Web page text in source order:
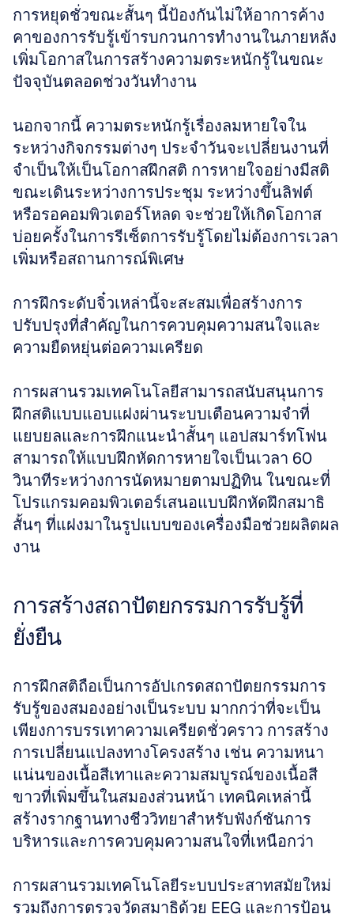
การหยุดชั่วขณะสั้นๆ นี้ป้องกันไม่ให้อาการค้าง
คาของการรับรู้เข้ารบกวนการทำงานในภายหลัง
เพิ่มโอกาสในการสร้างความตระหนักรู้ในขณะ
ปัจจุบันตลอดช่วงวันทำงาน
นอกจากนี้ ความตระหนักรู้เรื่องลมหายใจใน
ระหว่างกิจกรรมต่างๆ ประจำวันจะเปลี่ยนงานที่
จำเป็นให้เป็นโอกาสฝึกสติ การหายใจอย่างมีสติ
ขณะเดินระหว่างการประชุม ระหว่างขึ้นลิฟต์
หรือรอคอมพิวเตอร์โหลด จะช่วยให้เกิดโอกาส
บ่อยครั้งในการรีเซ็ตการรับรู้โดยไม่ต้องการเวลา
เพิ่มหรือสถานการณ์พิเศษ
การฝึกระดับจิ๋วเหล่านี้จะสะสมเพื่อสร้างการ
ปรับปรุงที่สำคัญในการควบคุมความสนใจและ
ความยืดหยุ่นต่อความเครียด
การผสานรวมเทคโนโลยีสามารถสนับสนุนการ
ฝึกสติแบบแอบแฝงผ่านระบบเตือนความจำที่
แยบยลและการฝึกแนะนำสั้นๆ แอปสมาร์ทโฟน
สามารถให้แบบฝึกหัดการหายใจเป็นเวลา 60
วินาทีระหว่างการนัดหมายตามปฏิทิน ในขณะที่
โปรแกรมคอมพิวเตอร์เสนอแบบฝึกหัดฝึกสมาธิ
สั้นๆ ที่แฝงมาในรูปแบบของเครื่องมือช่วยผลิตผล
งาน
การสร้างสถาปัตยกรรมการรับรู้ที่
ยั่งยืน
การฝึกสติถือเป็นการอัปเกรดสถาปัตยกรรมการ
รับรู้ของสมองอย่างเป็นระบบ มากกว่าที่จะเป็น
เพียงการบรรเทาความเครียดชั่วคราว การสร้าง
การเปลี่ยนแปลงทางโครงสร้าง เช่น ความหนา
แน่นของเนื้อสีเทาและความสมบูรณ์ของเนื้อสี
ขาวที่เพิ่มขึ้นในสมองส่วนหน้า เทคนิคเหล่านี้
สร้างรากฐานทางชีววิทยาสำหรับฟังก์ชันการ
บริหารและการควบคุมความสนใจที่เหนือกว่า
การผสานรวมเทคโนโลยีระบบประสาทสมัยใหม่
รวมถึงการตรวจวัดสมาธิด้วย EEG และการป้อน